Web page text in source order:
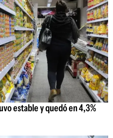
estable y quedó en 4,3%